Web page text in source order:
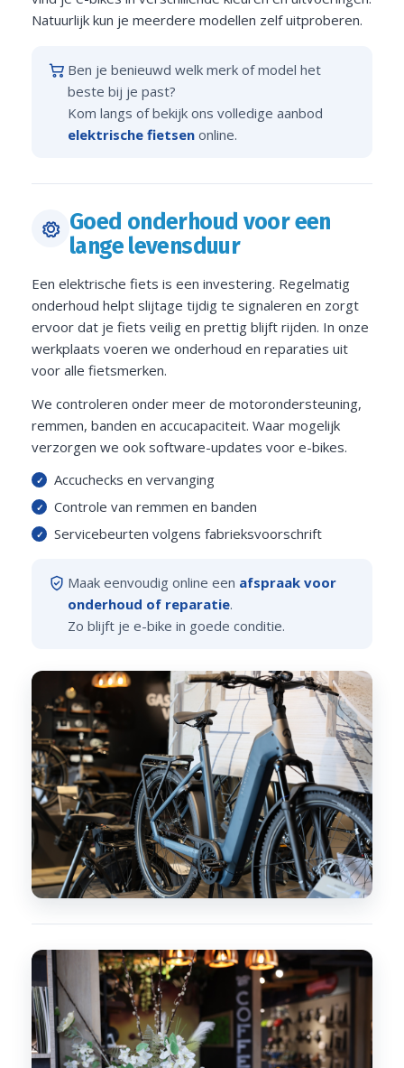
Natuurlijk kun je meerdere modellen zelf uitproberen.
Ben je benieuwd welk merk of model het
beste bij je past?
Kom langs of bekijk ons volledige aanbod
elektrische fietsen online.
Goed onderhoud voor een
lange levensduur
Een elektrische fiets is een investering. Regelmatig
onderhoud helpt slijtage tijdig te signaleren en zorgt
ervoor dat je fiets veilig en prettig blijft rijden. In onze
werkplaats voeren we onderhoud en reparaties uit
voor alle fietsmerken.
We controleren onder meer de motorondersteuning,
remmen, banden en accucapaciteit. Waar mogelijk
verzorgen we ook software-updates voor e-bikes.
Accuchecks en vervanging
Controle van remmen en banden
Servicebeurten volgens fabrieksvoorschrift
Maak eenvoudig online een afspraak voor
onderhoud of reparatie.
Zo blijft je e-bike in goede conditie.